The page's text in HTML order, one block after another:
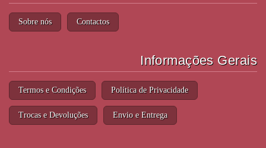
Sobre nós Contactos
Informações Gerais
Termos e Condições Política de Privacidade
Trocas e Devoluções Envio e Entrega